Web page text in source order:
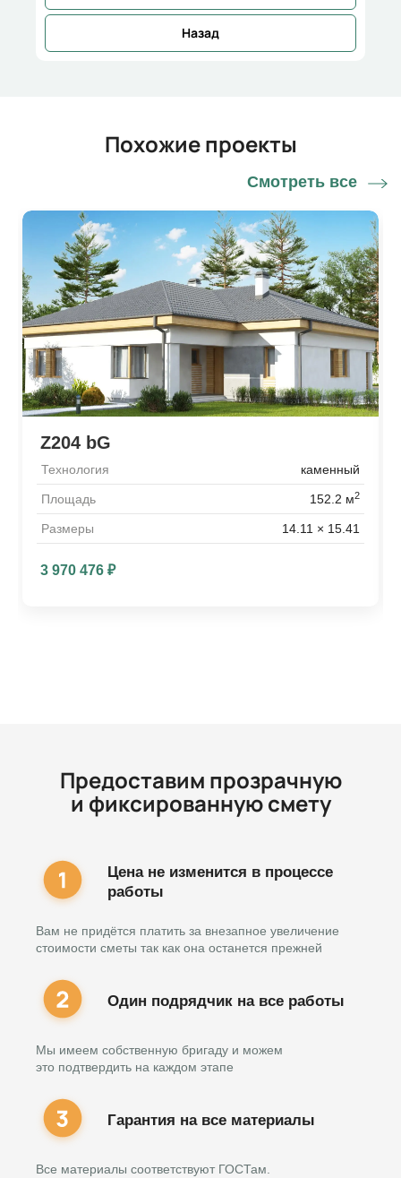
Назад
Похожие проекты
Смотреть все
Z204 bG
Технология каменный
Площадь 152.2 м2
Размеры 14.11 × 15.41
3 970 476₽
Предоставим прозрачную
и фиксированную смету
Цена не изменится в процессе
работы
Вам не придётся платить за внезапное увеличение
стоимости сметы так как она останется прежней
Один подрядчик на все работы
Мы имеем собственную бригаду и можем
это подтвердить на каждом этапе
Гарантия на все материалы
Все материалы соответствуют ГОСТам.